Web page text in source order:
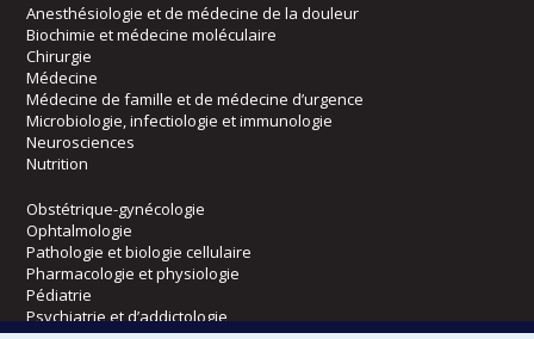
Anesthésiologie et de médecine de la douleur
Biochimie et médecine moléculaire
Chirurgie
Médecine
Médecine de famille et de médecine d’urgence
Microbiologie, infectiologie et immunologie
Neurosciences
Nutrition
Obstétrique-gynécologie
Ophtalmologie
Pathologie et biologie cellulaire
Pharmacologie et physiologie
Pédiatrie
Psychiatrie et d’addictologie